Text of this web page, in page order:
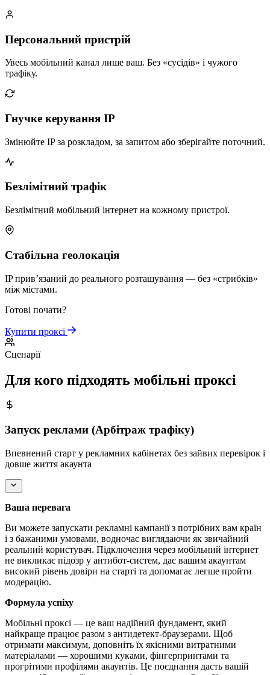
Персональний пристрій
Увесь мобільний канал лише ваш. Без «сусідів» і чужого
трафіку.
Гнучке керування IP
Змінюйте IP за розкладом, за запитом або зберігайте поточний.
Безлімітний трафік
Безлімітний мобільний інтернет на кожному пристрої.
Стабільна геолокація
IP прив’язаний до реального розташування — без «стрибків»
між містами.
Готові почати?
Купити проксі
Сценарії
Для кого підходять мобільні проксі
Запуск реклами (Арбітраж трафіку)
Впевнений старт у рекламних кабінетах без зайвих перевірок і
довше життя акаунта
Ваша перевага
Ви можете запускати рекламні кампанії з потрібних вам країн
і з бажаними умовами, водночас виглядаючи як звичайний
реальний користувач. Підключення через мобільний інтернет
не викликає підозр у антибот-систем, дає вашим акаунтам
високий рівень довіри на старті та допомагає легше пройти
модерацію.
Формула успіху
Мобільні проксі — це ваш надійний фундамент, який
найкраще працює разом з антидетект-браузерами. Щоб
отримати максимум, доповніть їх якісними витратними
матеріалами — хорошими куками, фінгерпринтами та
прогрітими профілями акаунтів. Це поєднання дасть вашій